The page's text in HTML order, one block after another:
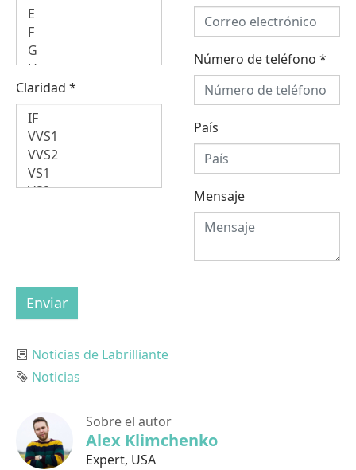
Claridad *
Número de teléfono *
País
Mensaje
Enviar
Categoría
Noticias de Labrilliante
Etiqueta
Noticias
Sobre el autor
Alex Klimchenko
Expert, USA